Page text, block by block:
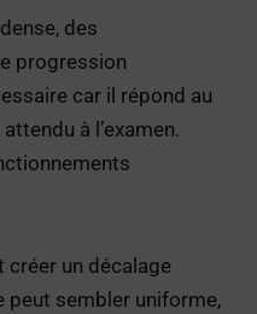
des
progression
car il répond au
à l’examen.
créer un décalage
peut sembler uniforme,